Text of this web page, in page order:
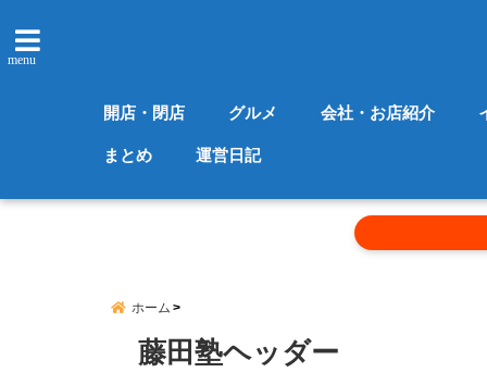
menu
開店・閉店 グルメ 会社・お店紹介
まとめ 運営日記
ホーム
藤田塾ヘッダー